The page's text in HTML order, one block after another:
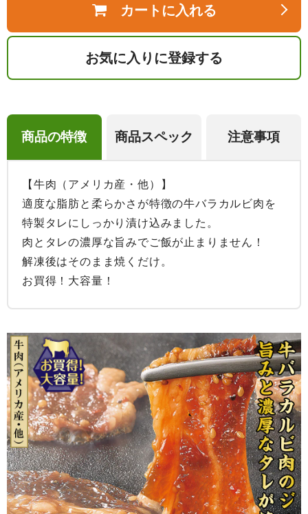
カートに入れる
お気に入りに登録する
商品の特徴 商品スペック 注意事項
【牛肉（アメリカ産・他）】
適度な脂肪と柔らかさが特徴の牛バラカルビ肉を
特製タレにしっかり漬け込みました。
肉とタレの濃厚な旨みでご飯が止まりません！
解凍後はそのまま焼くだけ。
お買得！大容量！